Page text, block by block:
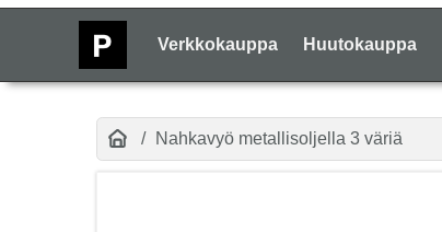
Verkkokauppa Huutokauppa
Nahkavyö metallisoljella 3 väriä